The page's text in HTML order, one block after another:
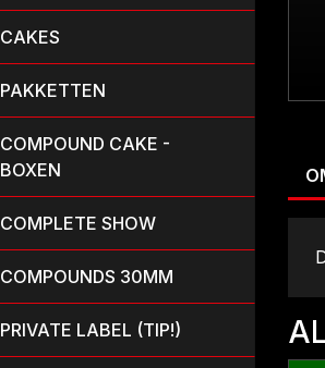
CAKES
PAKKETTEN
COMPOUND CAKE -
BOXEN
COMPLETE SHOW
COMPOUNDS 30MM
PRIVATE LABEL (TIP!)